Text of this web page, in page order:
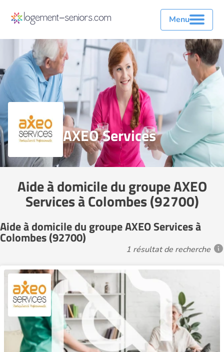
Menu
AXEO Services
Aide à domicile du groupe AXEO
Services à Colombes (92700)
Aide à domicile du groupe AXEO Services à
Colombes (92700)
1 résultat de recherche